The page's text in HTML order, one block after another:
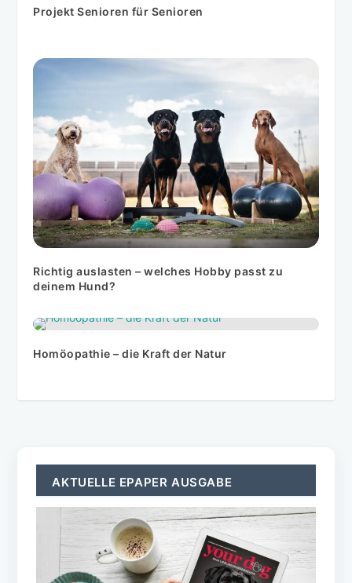
Projekt Senioren für Senioren
Richtig auslasten – welches Hobby passt zu
deinem Hund?
Homöopathie – die Kraft der Natur
AKTUELLE EPAPER AUSGABE